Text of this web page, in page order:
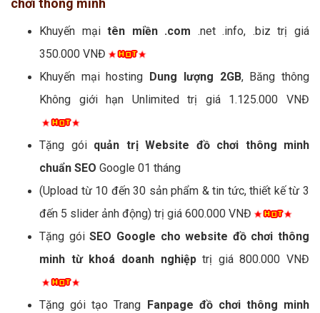
chơi thông minh
Khuyến mạitên miền .com .net .info, .biz trị giá
350.000 VNĐ
Khuyến mại hosting Dung lượng 2GB, Băng thông
Không giới hạn Unlimited trị giá 1.125.000 VNĐ
Tặng gói quản trị Website đồ chơi thông minh
chuẩn SEO Google 01 tháng
(Upload từ 10 đến 30 sản phẩm & tin tức, thiết kế từ 3
đến 5 slider ảnh động) trị giá 600.000 VNĐ
Tặng góiSEO Google cho website đồ chơi thông
minh từ khoá doanh nghiệptrị giá 800.000 VNĐ
Tặng gói tạo Trang Fanpage đồ chơi thông minh